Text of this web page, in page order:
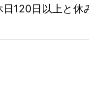
120日以上と